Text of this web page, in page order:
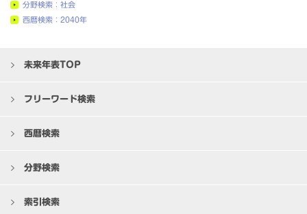
分野検索：社会
西暦検索：2040年
未来年表TOP
フリーワード検索
西暦検索
分野検索
索引検索